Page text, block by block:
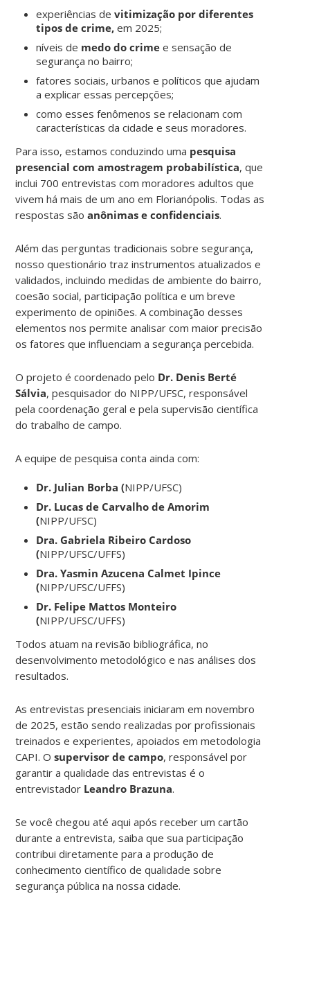
experiências devitimização por diferentes
tipos de crime,em 2025;
níveis de medo do crime e sensação de
segurança no bairro;
fatores sociais, urbanos e políticos que ajudam
a explicar essas percepções;
como esses fenômenos se relacionam com
características da cidade e seus moradores.
Para isso, estamos conduzindo uma pesquisa
presencial com amostragem probabilística, que
inclui 700 entrevistas com moradores adultos que
vivem há mais de um ano em Florianópolis. Todas as
respostas sãoanônimas e confidenciais.
Além das perguntas tradicionais sobre segurança,
nosso questionário traz instrumentos atualizados e
validados, incluindo medidas de ambiente do bairro,
coesão social, participação política e um breve
experimento de opiniões. A combinação desses
elementos nos permite analisar com maior precisão
os fatores que influenciam a segurança percebida.
O projeto é coordenado pelo Dr. Denis Berté
Sálvia, pesquisador do NIPP/UFSC, responsável
pela coordenação geral e pela supervisão científica
do trabalho de campo.
A equipe de pesquisa conta ainda com:
Dr. Julian Borba (NIPP/UFSC)
Dr. Lucas de Carvalho de Amorim
(NIPP/UFSC)
Dra. Gabriela Ribeiro Cardoso
(NIPP/UFSC/UFFS)
Dra. Yasmin Azucena Calmet Ipince
(NIPP/UFSC/UFFS)
Dr. Felipe Mattos Monteiro
(NIPP/UFSC/UFFS)
Todos atuam na revisão bibliográfica, no
desenvolvimento metodológico e nas análises dos
resultados.
As entrevistas presenciais iniciaram em novembro
de 2025, estão sendo realizadas por profissionais
treinados e experientes, apoiados em metodologia
CAPI. Osupervisor de campo, responsável por
garantir a qualidade das entrevistas é o
entrevistador Leandro Brazuna.
Se você chegou até aqui após receber um cartão
durante a entrevista, saiba que sua participação
contribui diretamente para a produção de
conhecimento científico de qualidade sobre
segurança pública na nossa cidade.